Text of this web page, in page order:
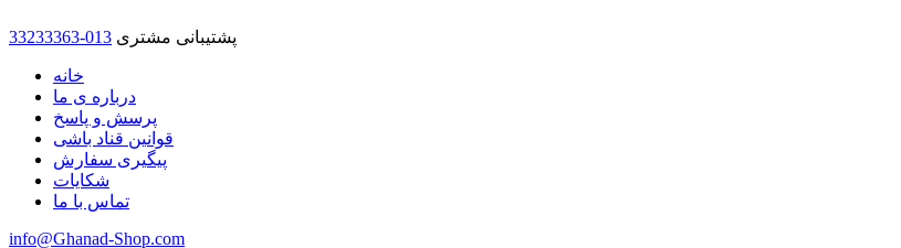
33233363-013 پشتیبانی مشتری
خانه
درباره ی ما
پرسش و پاسخ
قوانین قناد باشی
پیگیری سفارش
شکایات
تماس با ما
info@Ghanad-Shop.com